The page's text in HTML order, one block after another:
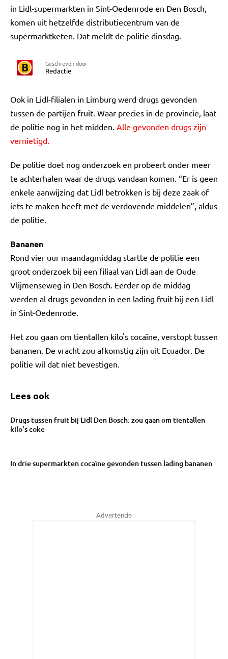
in Lidl-supermarkten in Sint-Oedenrode en Den Bosch,
komen uit hetzelfde distributiecentrum van de
supermarktketen. Dat meldt de politie dinsdag.
Geschreven door
Redactie
Ook in Lidl-filialen in Limburg werd drugs gevonden
tussen de partijen fruit. Waar precies in de provincie, laat
de politie nog in het midden. Alle gevonden drugs zijn
vernietigd.
De politie doet nog onderzoek en probeert onder meer
te achterhalen waar de drugs vandaan komen. “Er is geen
enkele aanwijzing dat Lidl betrokken is bij deze zaak of
iets te maken heeft met de verdovende middelen”, aldus
de politie.
Bananen
Rond vier uur maandagmiddag startte de politie een
groot onderzoek bij een filiaal van Lidl aan de Oude
Vlijmenseweg in Den Bosch. Eerder op de middag
werden al drugs gevonden in een lading fruit bij een Lidl
in Sint-Oedenrode.
Het zou gaan om tientallen kilo's cocaïne, verstopt tussen
bananen. De vracht zou afkomstig zijn uit Ecuador. De
politie wil dat niet bevestigen.
Lees ook
Drugs tussen fruit bij Lidl Den Bosch: zou gaan om tientallen
kilo's coke
In drie supermarkten cocaïne gevonden tussen lading bananen
Advertentie